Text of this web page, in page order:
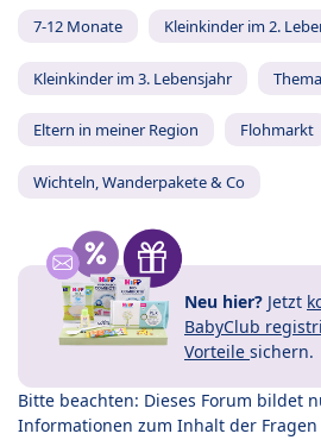
7-12 Monate Kleinkinder im 2.
Kleinkinder im 3. Lebensjahr
Eltern in meiner Region Flohmarkt
Wichteln, Wanderpakete & Co
Neu hier? Jetzt
BabyClub
Vorteile sichern.
Bitte beachten: Dieses Forum bildet
Informationen zum Inhalt der